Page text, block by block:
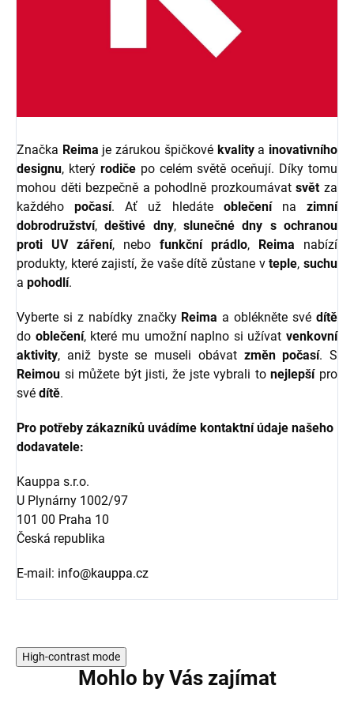
Značka Reima je zárukou špičkové kvalitya inovativního
designu, který rodičepo celém světě oceňují. Díky tomu
mohou děti bezpečně a pohodlně prozkoumávatsvětza
každéhopočasí. Ať už hledáte oblečenínazimní
dobrodružství,deštivé dny,slunečné dny s ochranou
proti UV záření, nebo funkční prádlo, Reima nabízí
produkty, které zajistí, že vaše dítě zůstane vteple,suchu
a pohodlí.
Vyberte si z nabídky značky Reima a oblékněte svédítě
do oblečení, které mu umožní naplno si užívat venkovní
aktivity, aniž byste se museli obávat změn počasí. S
Reimou si můžete být jisti, že jste vybrali tonejlepšípro
své dítě.
Pro potřeby zákazníků uvádíme kontaktní údaje našeho
dodavatele:
Kauppa s.r.o.
U Plynárny 1002/97
101 00 Praha 10
Česká republika
E-mail: info@kauppa.cz
High-contrast mode
Mohlo by Vás zajímat